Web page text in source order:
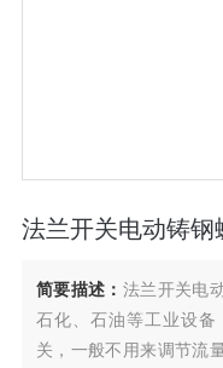
法兰开关电动铸钢
简要描述： 法兰开关电
石化、石油等工业设备
关，一般不用来调节流